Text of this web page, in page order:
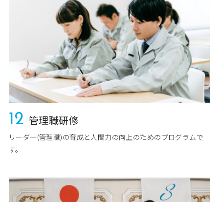
12 管理職研修
リーダー(管理職)の育成と人間力の向上のためのプログラムで
す。